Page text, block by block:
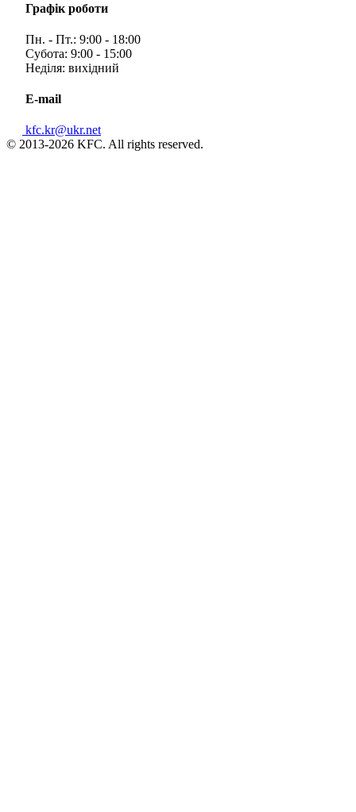
Графік роботи
Пн. - Пт.: 9:00 - 18:00
Субота: 9:00 - 15:00
Неділя: вихідний
E-mail
kfc.kr@ukr.net
© 2013-2026 KFC. All rights reserved.